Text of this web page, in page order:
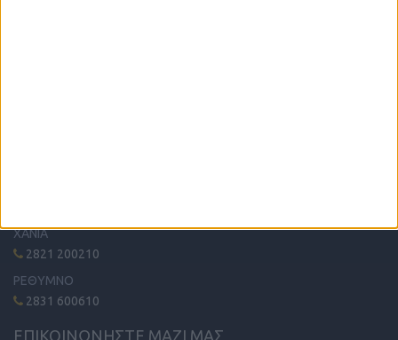
ΧΑΝΙΑ
2821 200210
ΡΕΘΥΜΝΟ
2831 600610
ΕΠΙΚΟΙΝΩΝΗΣΤΕ ΜΑΖΙ ΜΑΣ